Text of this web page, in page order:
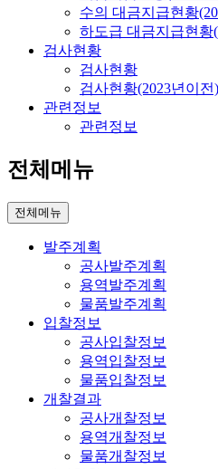
수의 대금지급현황
하도급 대금지급현황
검사현황
검사현황
검사현황(2023년이전)
관련정보
관련정보
전체메뉴
전체메뉴
발주계획
공사발주계획
용역발주계획
물품발주계획
입찰정보
공사입찰정보
용역입찰정보
물품입찰정보
개찰결과
공사개찰정보
용역개찰정보
물품개찰정보